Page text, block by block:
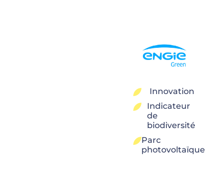
5 Innovation
5
Indicateur
de
biodiversité
5Parc
photovoltaïque